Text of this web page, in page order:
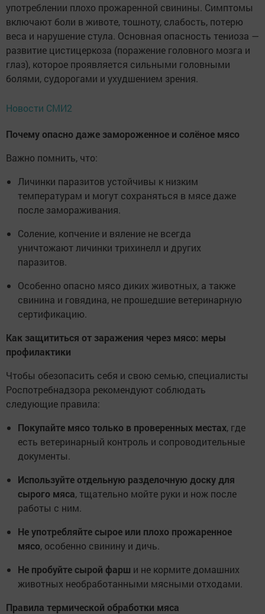
употреблении плохо прожаренной свинины. Симптомы
включают боли в животе, тошноту, слабость, потерю
веса и нарушение стула. Основная опасность тениоза —
развитие цистицеркоза (поражение головного мозга и
глаз), которое проявляется сильными головными
болями, судорогами и ухудшением зрения.
Новости СМИ2
Почему опасно даже замороженное и солёное мясо
Важно помнить, что:
Личинки паразитов устойчивы к низким
температурам и могут сохраняться в мясе даже
после замораживания.
Соление, копчение и вяление не всегда
уничтожают личинки трихинелл и других
паразитов.
Особенно опасно мясо диких животных, а также
свинина и говядина, не прошедшие ветеринарную
сертификацию.
Как защититься от заражения через мясо: меры
профилактики
Чтобы обезопасить себя и свою семью, специалисты
Роспотребнадзора рекомендуют соблюдать
следующие правила:
Покупайте мясо только в проверенных местах, где
есть ветеринарный контроль и сопроводительные
документы.
Используйте отдельную разделочную доску для
сырого мяса, тщательно мойте руки и нож после
работы с ним.
Не употребляйте сырое или плохо прожаренное
мясо, особенно свинину и дичь.
Не пробуйте сырой фарш и не кормите домашних
животных необработанными мясными отходами.
Правила термической обработки мяса